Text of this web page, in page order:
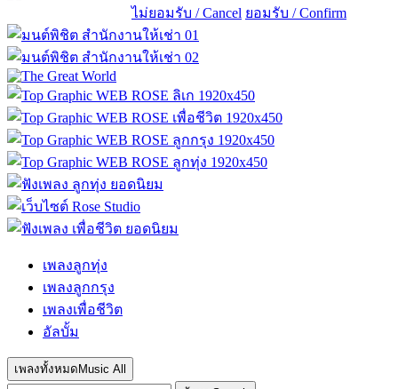
ไม่ยอมรับ / Cancel ยอมรับ / Confirm
เพลงลูกทุ่ง
เพลงลูกกรุง
เพลงเพื่อชีวิต
อัลบั้ม
เพลงทั้งหมด Music All